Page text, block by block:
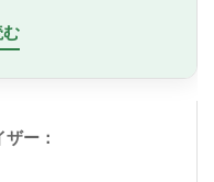
ー：